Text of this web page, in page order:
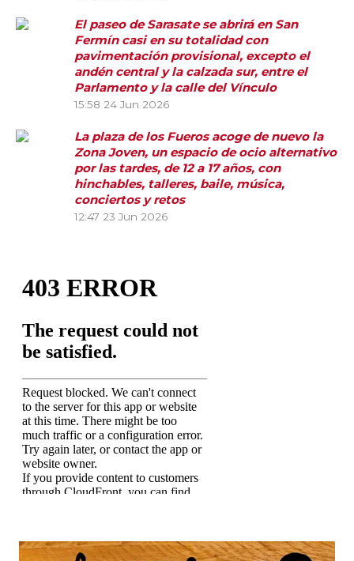
El paseo de Sarasate se abrirá en San
Fermín casi en su totalidad con
pavimentación provisional, excepto el
andén central y la calzada sur, entre el
Parlamento y la calle del Vínculo
15:58 24 Jun 2026
La plaza de los Fueros acoge de nuevo la
Zona Joven, un espacio de ocio alternativo
por las tardes, de 12 a 17 años, con
hinchables, talleres, baile, música,
conciertos y retos
12:47 23 Jun 2026